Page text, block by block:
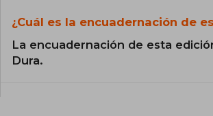
¿Cuál es la encuadernación de
La encuadernación de esta
Dura.